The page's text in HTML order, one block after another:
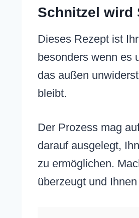
Schnitzel wird
Dieses Rezept ist
besonders wenn es
das außen
bleibt.
Der Prozess mag
darauf ausgelegt,
zu ermöglichen.
überzeugt und